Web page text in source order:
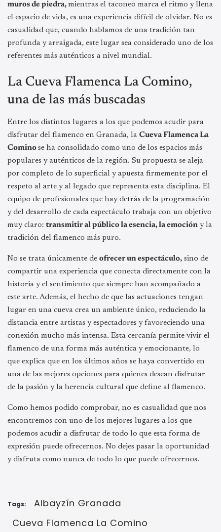
muros de piedra,mientras el taconeo marca el ritmo y llena
el espacio de vida, es una experiencia difícil de olvidar. No es
casualidad que, cuando hablamos de una tradición tan
profunda y arraigada, este lugar sea considerado uno de los
referentes más auténticos a nivel mundial.
La Cueva Flamenca La Comino,
una de las más buscadas
Entre los distintos lugares a los que podemos acudir para
disfrutar del flamenco en Granada, la Cueva Flamenca La
Cominose ha consolidado como uno de los espacios más
populares y auténticos de la región. Su propuesta se aleja
por completo de lo superficial y apuesta firmemente por el
respeto al arte y al legado que representa esta disciplina. El
equipo de profesionales que hay detrás de la programación
y del desarrollo de cada espectáculo trabaja con un objetivo
muy claro: transmitir al público la esencia, la emoción y la
tradición del flamenco más puro.
No se trata únicamente de ofrecer un espectáculo, sino de
compartir una experiencia que conecta directamente con la
historia y el sentimiento que siempre han acompañado a
este arte. Además, el hecho de que las actuaciones tengan
lugar en una cueva crea un ambiente único, reduciendo la
distancia entre artistas y espectadores y favoreciendo una
conexión mucho más intensa. Esta cercanía permite vivir el
flamenco de una forma más auténtica y emocionante, lo
que explica que en los últimos años se haya convertido en
una de las mejores opciones para quienes desean disfrutar
de la pasión y la herencia cultural que define al flamenco.
Como hemos podido comprobar, no es casualidad que nos
encontremos con uno de los mejores lugares a los que
podemos acudir a disfrutar de todo lo que esta forma de
expresión puede ofrecernos. No dejes pasar la oportunidad
y disfruta como nunca de todo lo que puede ofrecernos.
Tags:
Albayzín Granada
Cueva Flamenca La Comino